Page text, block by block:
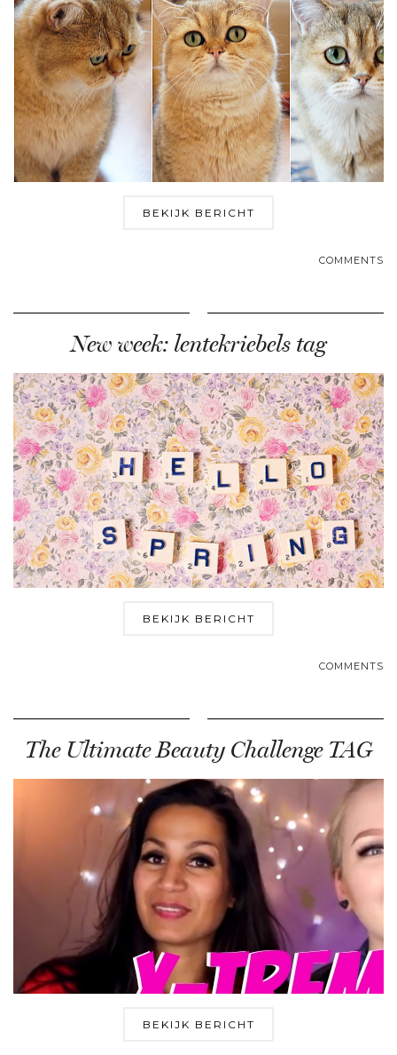
BEKIJK BERICHT
COMMENTS
New week: lentekriebels tag
BEKIJK BERICHT
COMMENTS
The Ultimate Beauty Challenge TAG
BEKIJK BERICHT